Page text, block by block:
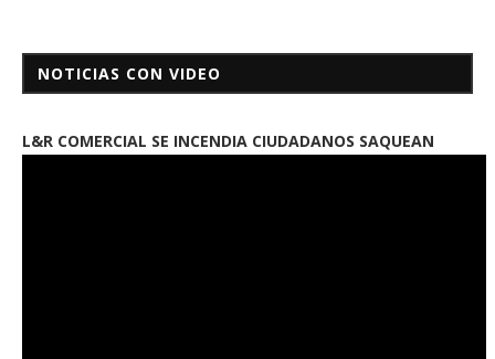
NOTICIAS CON VIDEO
L&R COMERCIAL SE INCENDIA CIUDADANOS SAQUEAN